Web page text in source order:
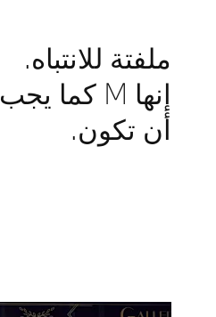
ملفتة للانتباه.
إنها M كما يجب
أن تكون.